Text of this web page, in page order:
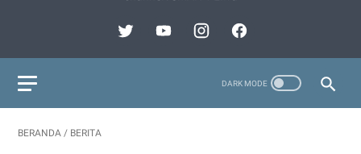
BERANDA / BERITA